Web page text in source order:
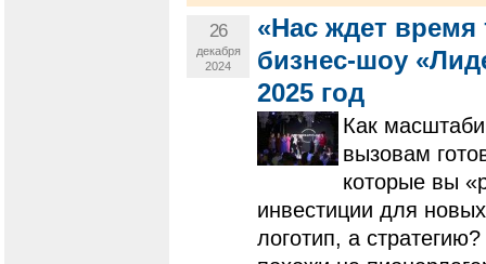
26
декабря
2024
«Нас ждет
бизнес-шоу
2025 год
​​​​​​​Как
вызовам
которые вы
инвестиции для
логотип, а